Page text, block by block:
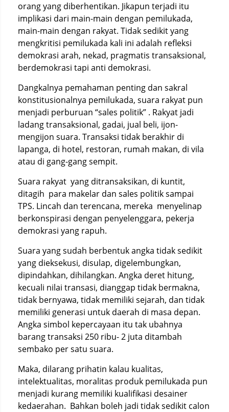
orang yang diberhentikan. Jikapun terjadi itu
implikasi dari main-main dengan pemilukada,
main-main dengan rakyat. Tidak sedikit yang
mengkritisi pemilukada kali ini adalah refleksi
demokrasi arah, nekad, pragmatis transaksional,
berdemokrasi tapi anti demokrasi.
Dangkalnya pemahaman penting dan sakral
konstitusionalnya pemilukada, suara rakyat pun
menjadi perburuan “sales politik” . Rakyat jadi
ladang transaksional, gadai, jual beli, ijon-
mengijon suara. Transaksi tidak berakhir di
lapanga, di hotel, restoran, rumah makan, di vila
atau di gang-gang sempit.
Suara rakyat yang ditransaksikan, di kuntit,
ditagih para makelar dan sales politik sampai
TPS. Lincah dan terencana, mereka menyelinap
berkonspirasi dengan penyelenggara, pekerja
demokrasi yang rapuh.
Suara yang sudah berbentuk angka tidak sedikit
yang dieksekusi, disulap, digelembungkan,
dipindahkan, dihilangkan. Angka deret hitung,
kecuali nilai transasi, dianggap tidak bermakna,
tidak bernyawa, tidak memiliki sejarah, dan tidak
memiliki generasi untuk daerah di masa depan.
Angka simbol kepercayaan itu tak ubahnya
barang transaksi 250 ribu- 2 juta ditambah
sembako per satu suara.
Maka, dilarang prihatin kalau kualitas,
intelektualitas, moralitas produk pemilukada pun
menjadi kurang memiliki kualifikasi desainer
kedaerahan. Bahkan boleh jadi tidak sedikit calon